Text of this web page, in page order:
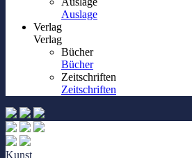
Auslage
Verlag
Verlag
Bücher
Bücher
Zeitschriften
Zeitschriften
Kunst